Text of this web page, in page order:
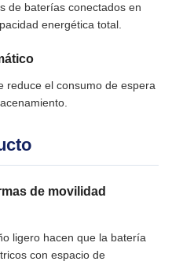
de baterías conectados en
energética total.
reduce el consumo de espera
de movilidad
ligero hacen que la batería
con espacio de